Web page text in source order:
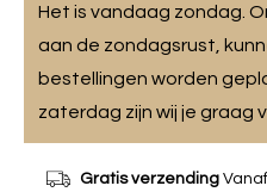
Het is vandaag zondag.
aan de zondagsrust,
bestellingen worden
zaterdag zijn wij je graag
Gratis verzending